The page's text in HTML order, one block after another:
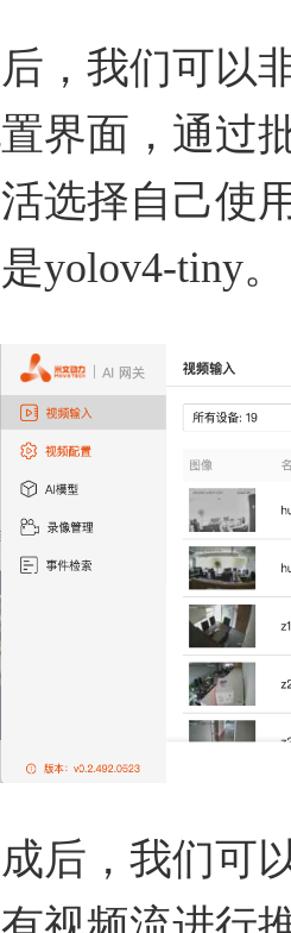
，我们可以
界面，通过
选择自己使
yolov4-tiny。
后，我们可